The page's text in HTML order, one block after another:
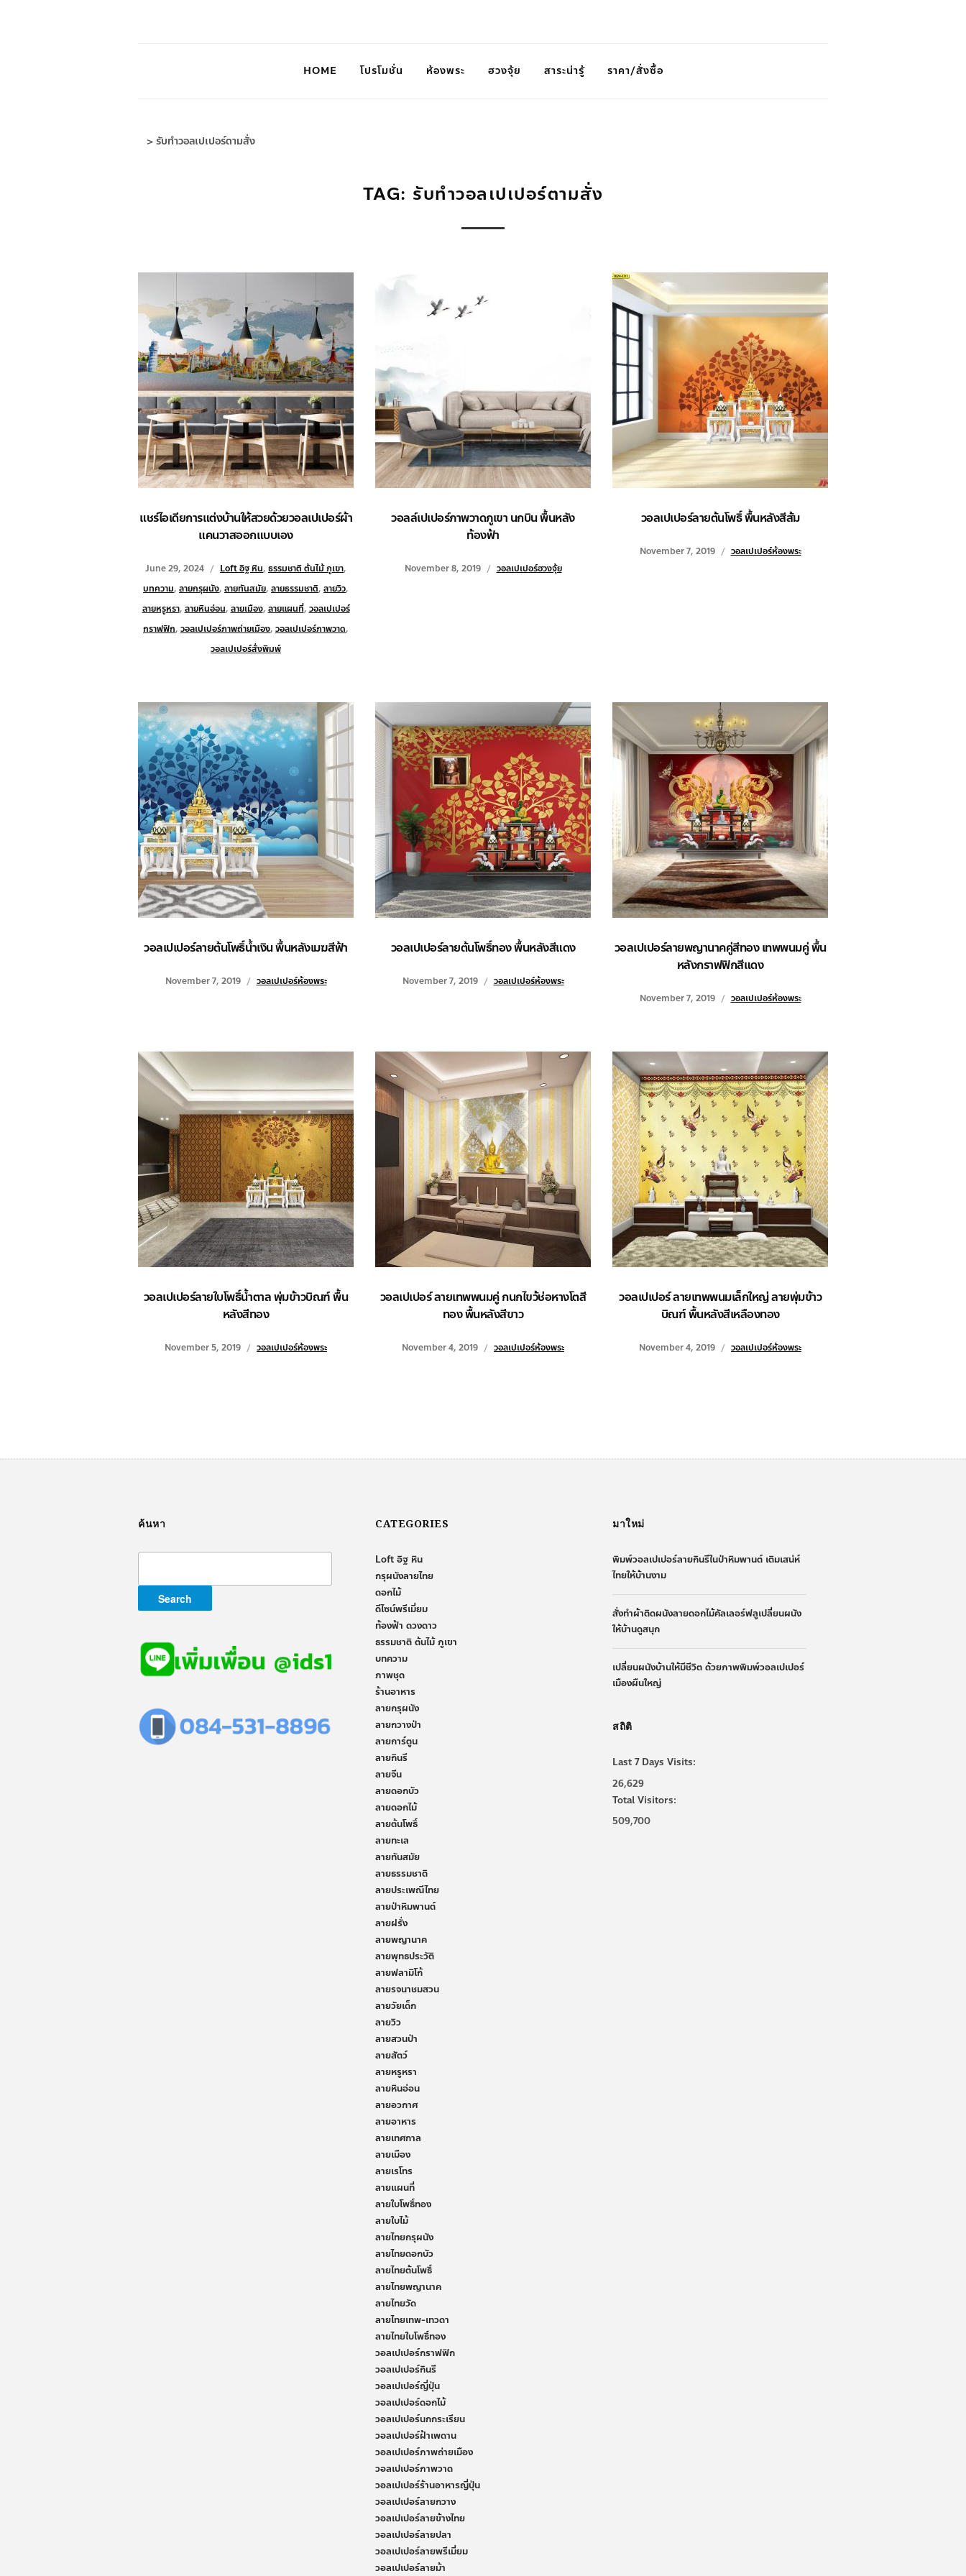
HOME โปรโมชั่น ห้องพระ ฮวงจุ้ย สาระน่ารู้ ราคา/สั่งซื้อ
>รับทําวอลเปเปอร์ตามสั่ง
TAG: รับทําวอลเปเปอร์ตามสั่ง
แชร์ไอเดียการแต่งบ้านให้สวยด้วยวอลเปเปอร์ผ้า
แคนวาสออกแบบเอง
June 29, 2024 Loft อิฐ หิน, ธรรมชาติ ต้นไม้ ภูเขา,
บทความ, ลายกรุผนัง, ลายทันสมัย, ลายธรรมชาติ, ลายวิว,
ลายหรูหรา, ลายหินอ่อน, ลายเมือง, ลายแผนที่, วอลเปเปอร์
กราฟฟิก, วอลเปเปอร์ภาพถ่ายเมือง, วอลเปเปอร์ภาพวาด,
วอลเปเปอร์สั่งพิมพ์
วอลล์เปเปอร์ภาพวาดภูเขา นกบิน พื้นหลัง
ท้องฟ้า
November 8, 2019 วอลเปเปอร์ฮวงจุ้ย
วอลเปเปอร์ลายต้นโพธิ์ พื้นหลังสีส้ม
November 7, 2019 วอลเปเปอร์ห้องพระ
วอลเปเปอร์ลายต้นโพธิ์น้ำเงิน พื้นหลังเมฆสีฟ้า
November 7, 2019 วอลเปเปอร์ห้องพระ
วอลเปเปอร์ลายต้นโพธิ์ทอง พื้นหลังสีแดง
November 7, 2019 วอลเปเปอร์ห้องพระ
วอลเปเปอร์ลายพญานาคคู่สีทอง เทพพนมคู่ พื้น
หลังกราฟฟิกสีแดง
November 7, 2019 วอลเปเปอร์ห้องพระ
วอลเปเปอร์ลายใบโพธิ์น้ำตาล พุ่มข้าวบิณฑ์ พื้น
หลังสีทอง
November 5, 2019 วอลเปเปอร์ห้องพระ
วอลเปเปอร์ ลายเทพพนมคู่ กนกไขว้ช่อหางโตสี
ทอง พื้นหลังสีขาว
November 4, 2019 วอลเปเปอร์ห้องพระ
วอลเปเปอร์ ลายเทพพนมเล็กใหญ่ ลายพุ่มข้าว
บิณฑ์ พื้นหลังสีเหลืองทอง
November 4, 2019 วอลเปเปอร์ห้องพระ
ค้นหา CATEGORIES
Loft อิฐ หิน
กรุผนังลายไทย
ดอกไม้
ดีไซน์พรีเมี่ยม
ท้องฟ้า ดวงดาว
ธรรมชาติ ต้นไม้ ภูเขา
บทความ
ภาพชุด
ร้านอาหาร
ลายกรุผนัง
ลายกวางป่า
ลายการ์ตูน
ลายกินรี
ลายจีน
ลายดอกบัว
ลายดอกไม้
ลายต้นโพธิ์
ลายทะเล
ลายทันสมัย
ลายธรรมชาติ
ลายประเพณีไทย
ลายป่าหิมพานต์
ลายฝรั่ง
ลายพญานาค
ลายพุทธประวัติ
ลายฟลามิโก้
ลายรจนาชมสวน
ลายวัยเด็ก
ลายวิว
ลายสวนป่า
ลายสัตว์
ลายหรูหรา
ลายหินอ่อน
ลายอวกาศ
ลายอาหาร
ลายเทศกาล
ลายเมือง
ลายเรโทร
ลายแผนที่
ลายใบโพธิ์ทอง
ลายใบไม้
ลายไทยกรุผนัง
ลายไทยดอกบัว
ลายไทยต้นโพธิ์
ลายไทยพญานาค
ลายไทยวัด
ลายไทยเทพ-เทวดา
ลายไทยใบโพธิ์ทอง
วอลเปเปอร์กราฟฟิก
วอลเปเปอร์กินรี
วอลเปเปอร์ญี่ปุ่น
วอลเปเปอร์ดอกไม้
วอลเปเปอร์นกกระเรียน
วอลเปเปอร์ฝ้าเพดาน
วอลเปเปอร์ภาพถ่ายเมือง
วอลเปเปอร์ภาพวาด
วอลเปเปอร์ร้านอาหารญี่ปุ่น
วอลเปเปอร์ลายกวาง
วอลเปเปอร์ลายข้างไทย
วอลเปเปอร์ลายปลา
วอลเปเปอร์ลายพรีเมี่ยม
วอลเปเปอร์ลายม้า
มาใหม่
พิมพ์วอลเปเปอร์ลายกินรีในป่าหิมพานต์ เติมเสน่ห์
ไทยให้บ้านงาม
สั่งทำผ้าติดผนังลายดอกไม้คัลเลอร์ฟลูเปลี่ยนผนัง
ให้บ้านดูสนุก
เปลี่ยนผนังบ้านให้มีชีวิต ด้วยภาพพิมพ์วอลเปเปอร์
เมืองผืนใหญ่
สถิติ
Last 7 Days Visits:
26,629
Total Visitors:
509,700